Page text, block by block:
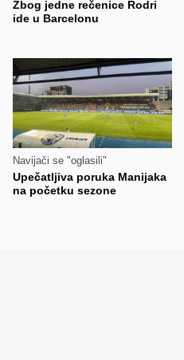
Zbog jedne rečenice Rodri
ide u Barcelonu
Navijači se "oglasili"
Upečatljiva poruka Manijaka
na početku sezone